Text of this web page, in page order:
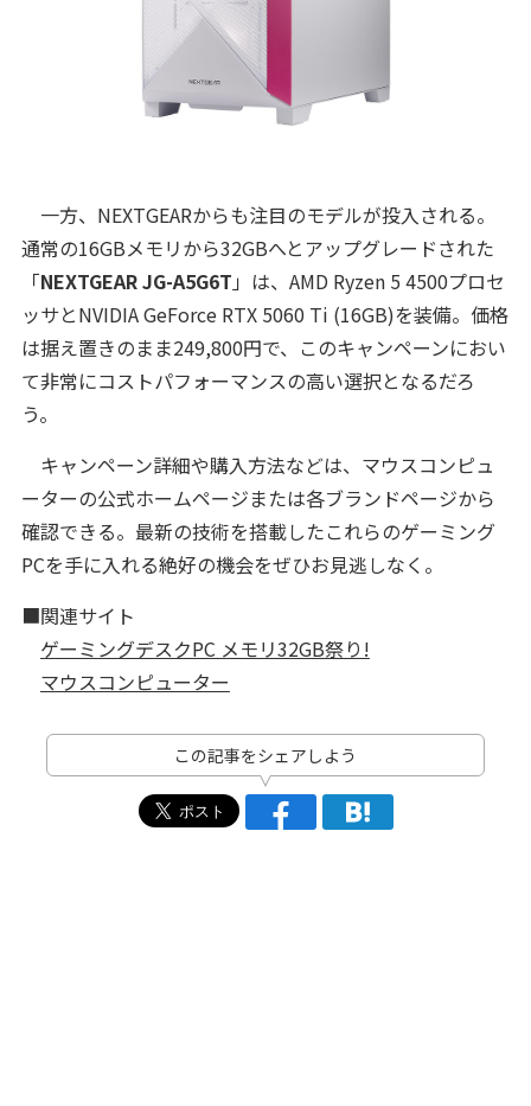
一方、NEXTGEARからも注目のモデルが投入される。
通常の16GBメモリから32GBへとアップグレードされた
「NEXTGEAR JG-A5G6T 」は、AMD Ryzen 5 4500プロセ
ッサとNVIDIA GeForce RTX 5060 Ti (16GB)を装備。価格
は据え置きのまま249,800円で、このキャンペーンにおい
て非常にコストパフォーマンスの高い選択となるだろ
う。
キャンペーン詳細や購入方法などは、マウスコンピュ
ーターの公式ホームページまたは各ブランドページから
確認できる。最新の技術を搭載したこれらのゲーミング
PCを手に入れる絶好の機会をぜひお見逃しなく。
■関連サイト
ゲーミングデスクPC メモリ32GB祭り!
マウスコンピューター
この記事をシェアしよう